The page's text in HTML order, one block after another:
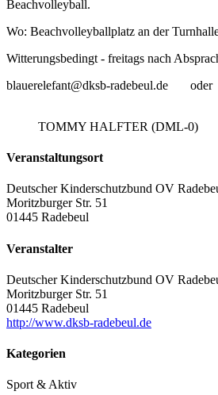
Beachvolleyball.
Wo: Beachvolleyballplatz an der
Witterungsbedingt - freitags nach
blauerelefant@dksb-radebeul.de
TOMMY HALFTER (DML-0)
Veranstaltungsort
Deutscher Kinderschutzbund OV
Moritzburger Str. 51
01445 Radebeul
Veranstalter
Deutscher Kinderschutzbund OV
Moritzburger Str. 51
01445 Radebeul
http://www.dksb-radebeul.de
Kategorien
Sport & Aktiv